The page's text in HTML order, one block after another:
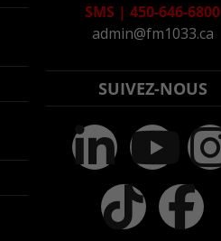
SMS | 450-646-6800
admin@fm1033.ca
SUIVEZ-NOUS